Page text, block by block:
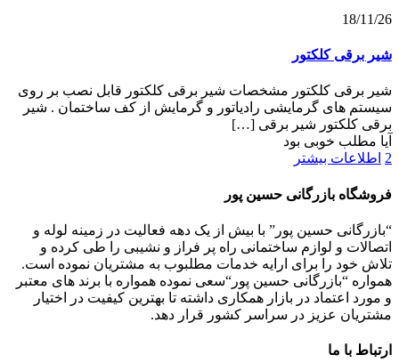
18/11/26
شیر برقی کلکتور
شیر برقی کلکتور مشخصات شیر برقی کلکتور قابل نصب بر روی
سیستم های گرمایشی رادیاتور و گرمایش از کف ساختمان . شیر
برقی کلکتور شیر برقی […]
آیا مطلب خوبی بود
2 اطلاعات بیشتر
فروشگاه بازرگانی حسین پور
“بازرگانی حسین پور” با بیش از یک دهه فعالیت در زمینه لوله و
اتصالات و لوازم ساختمانی راه پر فراز و نشیبی را طی کرده و
تلاش خود را برای ارایه خدمات مطلبوب به مشتریان نموده است.
همواره “بازرگانی حسین پور“سعی نموده همواره با برند های معتبر
و مورد اعتماد در بازار همکاری داشته تا بهترین کیفیت در اختیار
مشتریان عزیز در سراسر کشور قرار دهد.
ارتباط با ما